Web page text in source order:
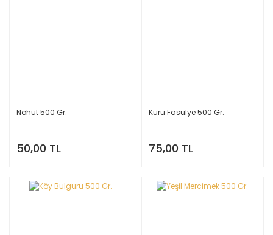
Nohut 500 Gr.
50,00 TL
Kuru Fasülye 500 Gr.
75,00 TL